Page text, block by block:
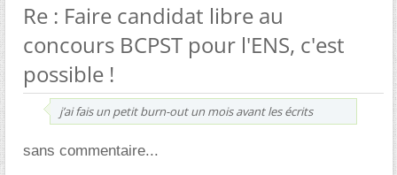
Re : Faire candidat libre au
concours BCPST pour l'ENS, c'est
possible !
j’ai fais un petit burn-out un mois avant les écrits
sans commentaire...